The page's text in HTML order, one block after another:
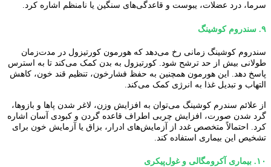
سرما، درد عضلات، یبوست و قاعدگی‌های سنگین یا نامنظم اشاره کرد.
۹. سندروم کوشینگ
سندروم کوشینگ زمانی رخ می‌دهد که هورمون کورتیزول در مدت‌زمان
طولانی بیش از حد ترشح شود. کورتیزول به بدن کمک می‌کند تا به استرس
پاسخ دهد. این هورمون همچنین به حفظ فشارخون، تنظیم قند خون، کاهش
التهاب و تبدیل غذا به انرژی کمک می‌کند.
از علائم سندرم کوشینگ می‌توان به افزایش وزن، لاغر شدن پاها و بازوها،
گرد شدن صورت، افزایش چربی اطراف قاعده گردن و کبودی آسان اشاره
کرد. احتمالاً متخصص غدد از آزمایش‌های ادرار، بزاق یا آزمایش خون برای
تشخیص این بیماری استفاده کند.
۱۰. بیماری آکرومگالی و غول‌پیکری